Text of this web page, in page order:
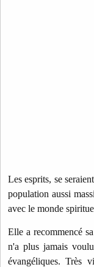
Les esprits, se
population aussi
avec le monde
Elle a recommencé
n'a plus jamais
évangéliques. Très